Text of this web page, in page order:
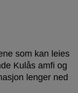
som kan leies
Kulås amfi og
lenger ned